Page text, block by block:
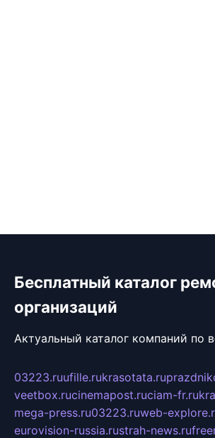
Бесплатный каталог
организаций
Актуальный каталог компаний по
03223.ruufille.rukrasotata.ru
veetbox.rucinemapost.ruciam-fr.ru
mega-press.ru03223.ruweb-
eurovision-russia.rustrah-news.ru